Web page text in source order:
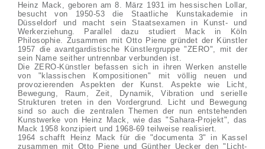
Heinz Mack, geboren am 8. März 1931 im hessischen Lollar,
besucht von 1950-53 die Staatliche Kunstakademie in
Düsseldorf und macht sein Staatsexamen in Kunst- und
Werkerziehung. Parallel dazu studiert Mack in Köln
Philosophie. Zusammen mit Otto Piene gründet der Künstler
1957 die avantgardistische Künstlergruppe "ZERO", mit der
sein Name seither untrennbar verbunden ist.
Die ZERO-Künstler befassen sich in ihren Werken anstelle
von "klassischen Kompositionen" mit völlig neuen und
provozierenden Aspekten der Kunst. Aspekte wie Licht,
Bewegung, Raum, Zeit, Dynamik, Vibration und serielle
Strukturen treten in den Vordergrund. Licht und Bewegung
sind so auch die zentralen Themen der nun entstehenden
Kunstwerke von Heinz Mack, wie das "Sahara-Projekt", das
Mack 1958 konzipiert und 1968-69 teilweise realisiert.
1964 schafft Heinz Mack für die "documenta 3" in Kassel
zusammen mit Otto Piene und Günther Uecker den "Licht-